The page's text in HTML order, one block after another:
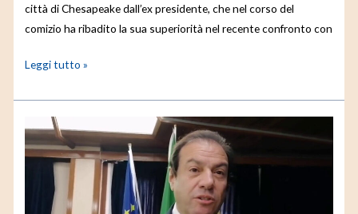
città di Chesapeake dall’ex presidente, che nel corso del
comizio ha ribadito la sua superiorità nel recente confronto con
Leggi tutto »
Fisco,
Leo
“Tendiamo